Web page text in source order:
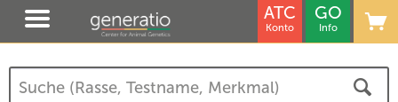
ATC
Konto
GO
Info